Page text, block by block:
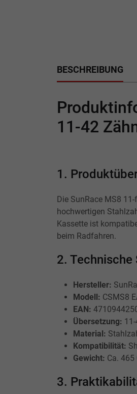
BESCHREIBUNG
11-42
1.
Die SunRace MS8
hochwertigen
Kassette ist
beim Radfahren.
2.
Hersteller:
Modell: CSMS8
EAN:
Übersetzung:
Material:
Kompatibilität:
Gewicht: Ca. 465
3.